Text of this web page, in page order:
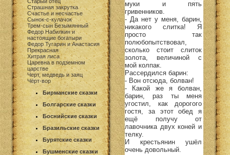
Страшная закрутка
Счастье и несчастье
Сынок-с-кулачок
Трем-сын Безымянный
Федор Набилкин и
настоящие богатыри
Федор Тугарин и Анастасия
Прекрасная
Хитрая лиса
Царевна в подземном
царстве
Черт, медведь и заяц
Чёрт-вор
Бирманские сказки
Болгарские сказки
Боснийские сказки
Бразильские сказки
Бурятские сказки
Бушменские сказки
муки и пять
гривенников.
- Да нет у меня, барин,
никакого слитка! Я
просто так
полюбопытствовал,
сколько стоит слиток
золота, величиной с
мой колпак.
Рассердился барин:
- Вон отсюда, болван!
- Какой же я болван,
барин, раз ты меня
угостил, как дорогого
гостя, за этот обед я
ещё получу от
лавочника двух коней и
телку.
И крестьянин ушёл
очень довольный.